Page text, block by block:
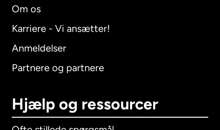
Om os
Karriere - Vi ansætter!
Anmeldelser
Partnere og partnere
Hjælp og ressourcer